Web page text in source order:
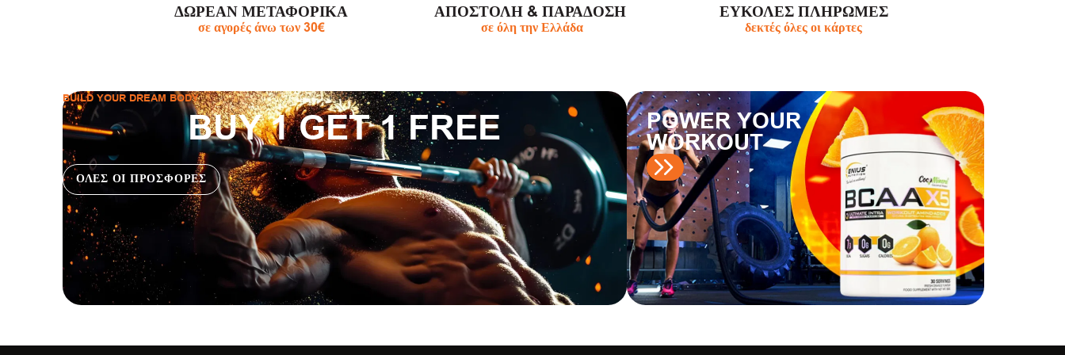
ΔΩΡΕΑΝ ΜΕΤΑΦΟΡΙΚΑ
σε αγορές άνω των 30€
ΑΠΟΣΤΟΛΗ & ΠΑΡΆΔΟΣΗ
σε όλη την Ελλάδα
ΕΥΚΟΛΕΣ ΠΛΗΡΩΜΕΣ
δεκτές όλες οι κάρτες
BUILD YOUR DREAM BODY
BUY 1 GET 1 FREE
ΟΛΕΣ ΟΙ ΠΡΟΣΦΟΡΕΣ
POWER YOUR
WORKOUT